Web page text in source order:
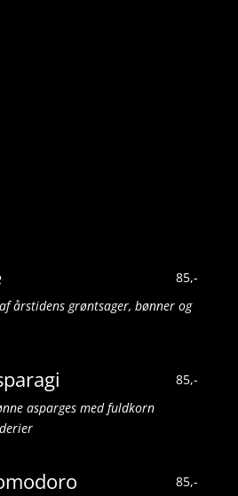
85,-
årstidens grøntsager, bønner og
85,-
asparges med fuldkorn
85,-